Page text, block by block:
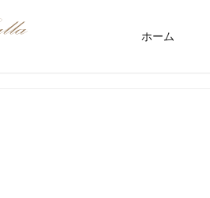
ホーム